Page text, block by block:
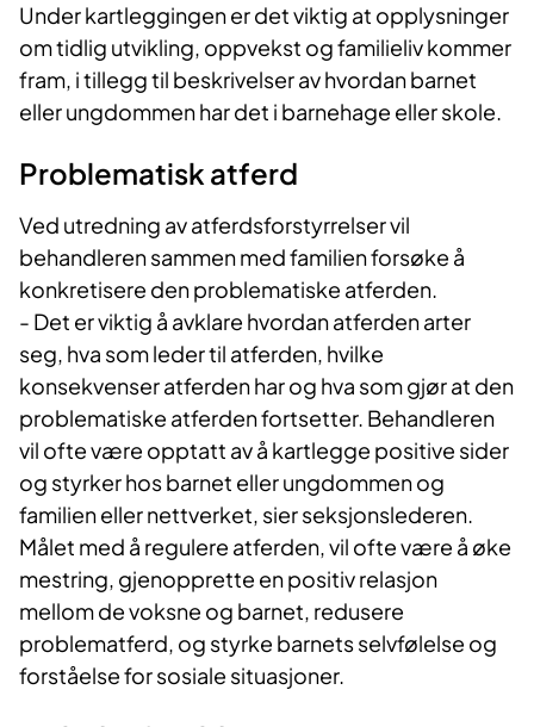
Under kartleggingen er det viktig at opplysninger
om tidlig utvikling, oppvekst og familieliv kommer
fram, i tillegg til beskrivelser av hvordan barnet
eller ungdommen har det i barnehage eller skole.
Problematisk atferd
Ved utredning av atferdsforstyrrelser vil
behandleren sammen med familien forsøke å
konkretisere den problematiske atferden.
- Det er viktig å avklare hvordan atferden arter
seg, hva som leder til atferden, hvilke
konsekvenser atferden har og hva som gjør at den
problematiske atferden fortsetter. Behandleren
vil ofte være opptatt av å kartlegge positive sider
og styrker hos barnet eller ungdommen og
familien eller nettverket, sier seksjonslederen.
Målet med å regulere atferden, vil ofte være å øke
mestring, gjenopprette en positiv relasjon
mellom de voksne og barnet, redusere
problematferd, og styrke barnets selvfølelse og
forståelse for sosiale situasjoner.